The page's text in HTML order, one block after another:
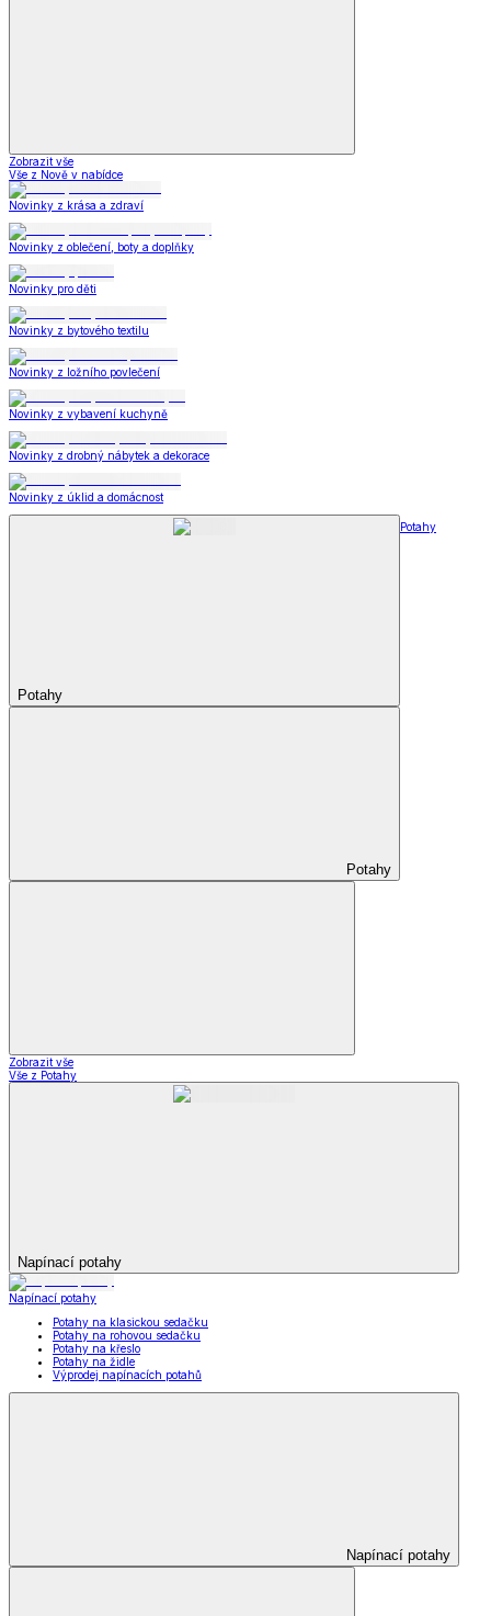
Zobrazit vše
Vše z Nově v nabídce
Novinky z krása a zdraví
Novinky z oblečení, boty a doplňky
Novinky pro děti
Novinky z bytového textilu
Novinky z ložního povlečení
Novinky z vybavení kuchyně
Novinky z drobný nábytek a dekorace
Novinky z úklid a domácnost
Potahy
Potahy
Potahy
Zobrazit vše
Vše z Potahy
Napínací potahy
Napínací potahy
Potahy na klasickou sedačku
Potahy na rohovou sedačku
Potahy na křeslo
Potahy na židle
Výprodej napínacích potahů
Napínací potahy